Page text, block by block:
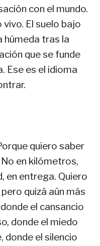
con el mundo.
El suelo bajo
húmeda tras la
que se funde
Ese es el idioma
quiero saber
en kilómetros,
en entrega. Quiero
quizá aún más
el cansancio
donde el miedo
donde el silencio